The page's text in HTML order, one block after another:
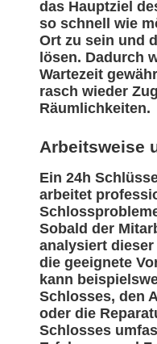
das Hauptziel
so schnell wie
Ort zu sein und
lösen. Dadurch
Wartezeit
rasch wieder
Räumlichkeiten.
Arbeitsweise
Ein 24h
arbeitet
Sobald der
analysiert
die geeignete
kann
Schlosses, den
oder die
Schlosses